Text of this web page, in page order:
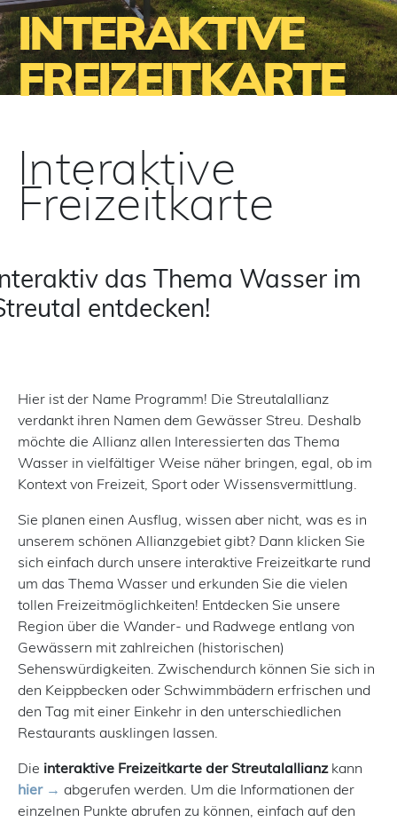
INTERAKTIVE
FREIZEITKARTE
Interaktive
Freizeitkarte
das Thema Wasser im
entdecken!
Hier ist der Name Programm! Die Streutalallianz
verdankt ihren Namen dem Gewässer Streu. Deshalb
möchte die Allianz allen Interessierten das Thema
Wasser in vielfältiger Weise näher bringen, egal, ob im
Kontext von Freizeit, Sport oder Wissensvermittlung.
Sie planen einen Ausflug, wissen aber nicht, was es in
unserem schönen Allianzgebiet gibt? Dann klicken Sie
sich einfach durch unsere interaktive Freizeitkarte rund
um das Thema Wasser und erkunden Sie die vielen
tollen Freizeitmöglichkeiten! Entdecken Sie unsere
Region über die Wander- und Radwege entlang von
Gewässern mit zahlreichen (historischen)
Sehenswürdigkeiten. Zwischendurch können Sie sich in
den Keippbecken oder Schwimmbädern erfrischen und
den Tag mit einer Einkehr in den unterschiedlichen
Restaurants ausklingen lassen.
Die interaktive Freizeitkarte der Streutalallianzkann
hier
abgerufen werden. Um die Informationen der
einzelnen Punkte abrufen zu können, einfach auf den